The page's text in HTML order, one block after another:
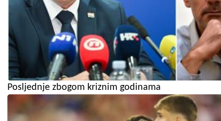
Posljednje zbogom kriznim godinama